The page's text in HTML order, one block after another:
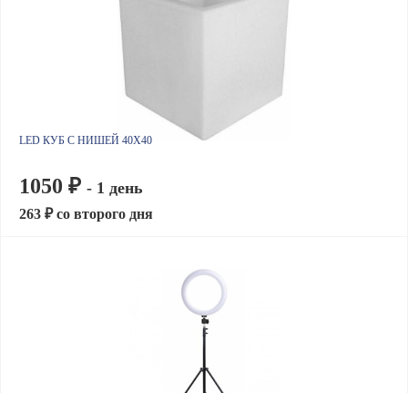
LED КУБ С НИШЕЙ 40X40
1050 ₽ - 1 день
263 ₽ со второго дня